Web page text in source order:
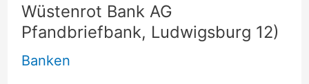
Wüstenrot Bank AG
Pfandbriefbank, Ludwigsburg 12)
Banken